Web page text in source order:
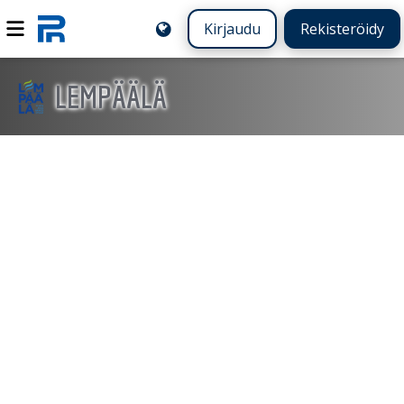
Kirjaudu Rekisteröidy
LEMPÄÄLÄ